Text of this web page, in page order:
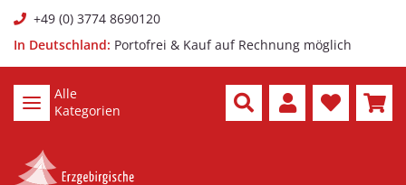
+49 (0) 3774 8690120
In Deutschland: Portofrei & Kauf auf Rechnung möglich
Alle
Kategorien